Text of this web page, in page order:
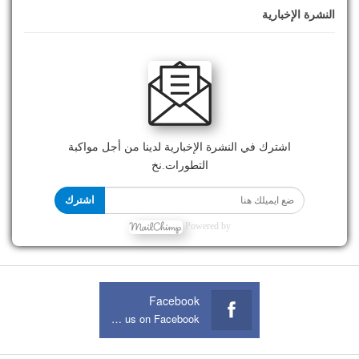
النشرة الإخبارية
اشترك في النشرة الإخبارية لدينا من أجل مواكبة
التطورات.نخ
اشترك
Powered by
Facebook
Join us on Facebook